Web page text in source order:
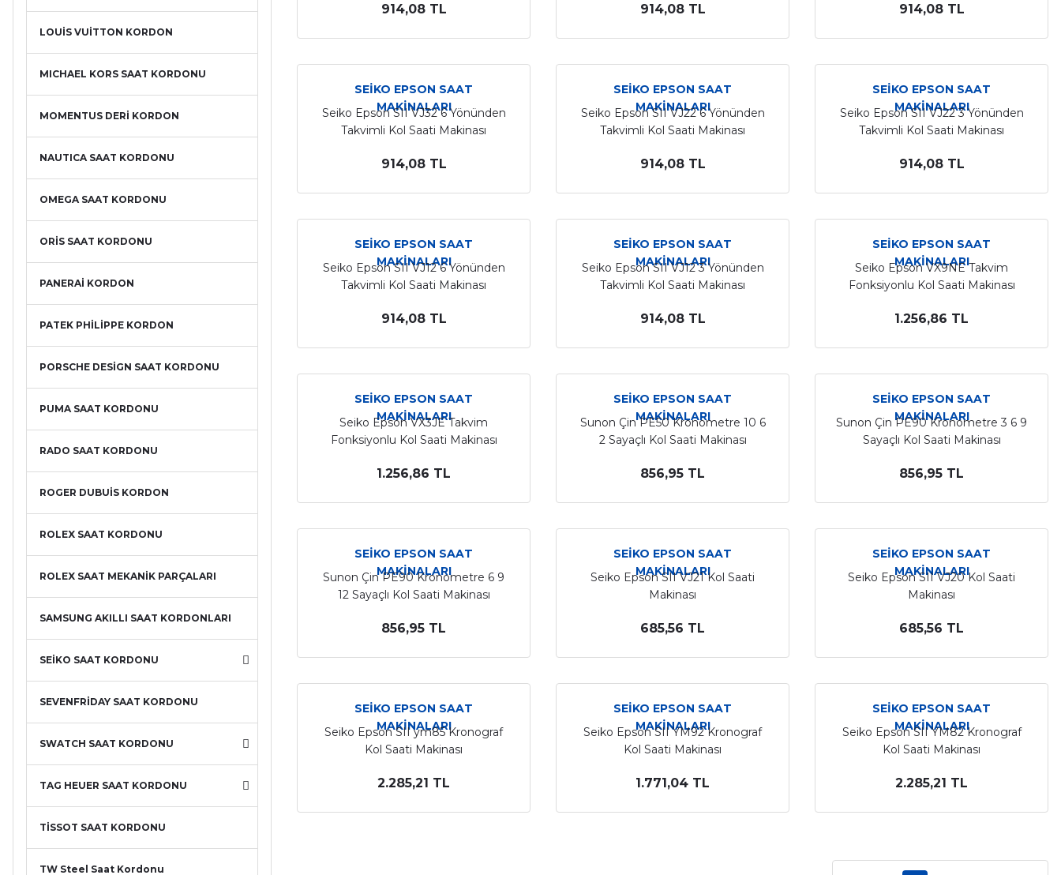
LOUİS VUİTTON KORDON
MICHAEL KORS SAAT KORDONU
MOMENTUS DERİ KORDON
NAUTICA SAAT KORDONU
OMEGA SAAT KORDONU
ORİS SAAT KORDONU
PANERAİ KORDON
PATEK PHİLİPPE KORDON
PORSCHE DESİGN SAAT KORDONU
PUMA SAAT KORDONU
RADO SAAT KORDONU
ROGER DUBUİS KORDON
ROLEX SAAT KORDONU
ROLEX SAAT MEKANİK PARÇALARI
SAMSUNG AKILLI SAAT KORDONLARI
SEİKO SAAT KORDONU
SEVENFRİDAY SAAT KORDONU
SWATCH SAAT KORDONU
TAG HEUER SAAT KORDONU
TİSSOT SAAT KORDONU
TW Steel Saat Kordonu
914,08 TL 914,08 TL 914,08 TL
SEİKO EPSON SAAT
MAKİNALARI
Seiko Epson SII VJ32 6 Yönünden
Takvimli Kol Saati Makinası
914,08 TL
SEİKO EPSON SAAT
MAKİNALARI
Seiko Epson SII VJ22 6 Yönünden
Takvimli Kol Saati Makinası
914,08 TL
SEİKO EPSON SAAT
MAKİNALARI
Seiko Epson SII VJ22 3 Yönünden
Takvimli Kol Saati Makinası
914,08 TL
SEİKO EPSON SAAT
MAKİNALARI
Seiko Epson SII VJ12 6 Yönünden
Takvimli Kol Saati Makinası
914,08 TL
SEİKO EPSON SAAT
MAKİNALARI
Seiko Epson SII VJ12 3 Yönünden
Takvimli Kol Saati Makinası
914,08 TL
SEİKO EPSON SAAT
MAKİNALARI
Seiko Epson VX9NE Takvim
Fonksiyonlu Kol Saati Makinası
1.256,86 TL
SEİKO EPSON SAAT
MAKİNALARI
Seiko Epson VX3JE Takvim
Fonksiyonlu Kol Saati Makinası
1.256,86 TL
SEİKO EPSON SAAT
MAKİNALARI
Sunon Çin PE50 Kronometre 10 6
2 Sayaçlı Kol Saati Makinası
856,95 TL
SEİKO EPSON SAAT
MAKİNALARI
Sunon Çin PE90 Kronometre 3 6 9
Sayaçlı Kol Saati Makinası
856,95 TL
SEİKO EPSON SAAT
MAKİNALARI
Sunon Çin PE90 Kronometre 6 9
12 Sayaçlı Kol Saati Makinası
856,95 TL
SEİKO EPSON SAAT
MAKİNALARI
Seiko Epson SII VJ21 Kol Saati
Makinası
685,56 TL
SEİKO EPSON SAAT
MAKİNALARI
Seiko Epson SII VJ20 Kol Saati
Makinası
685,56 TL
SEİKO EPSON SAAT
MAKİNALARI
Seiko Epson SII ym85 Kronograf
Kol Saati Makinası
2.285,21 TL
SEİKO EPSON SAAT
MAKİNALARI
Seiko Epson SII YM92 Kronograf
Kol Saati Makinası
1.771,04 TL
SEİKO EPSON SAAT
MAKİNALARI
Seiko Epson SII YM82 Kronograf
Kol Saati Makinası
2.285,21 TL